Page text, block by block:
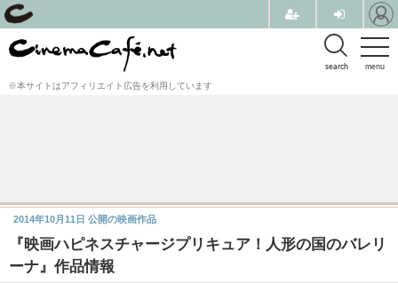
menu
search
※本サイトはアフィリエイト広告を利用しています
『映画ハピネスチャージプリキュア！人形の国のバレリ
ーナ』作品情報
2014年10月11日 公開の映画作品